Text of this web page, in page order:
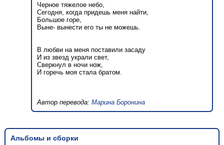
Черное тяжелое небо,
Сегодня, когда придешь меня найти,
Большое горе,
Выне- вынести его ты не можешь.
В любви на меня поставили засаду
И из звезд украли свет,
Сверкнул в ночи нож,
И горечь моя стала братом.
Автор перевода:Марина Боронина
Альбомы и сборки